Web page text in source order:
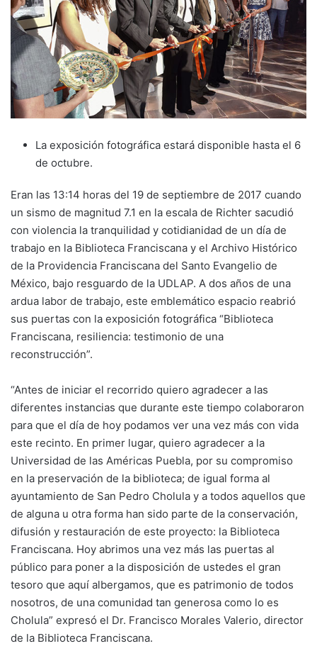
La exposición fotográfica estará disponible hasta el 6
de octubre.
Eran las 13:14 horas del 19 de septiembre de 2017 cuando
un sismo de magnitud 7.1 en la escala de Richter sacudió
con violencia la tranquilidad y cotidianidad de un día de
trabajo en la Biblioteca Franciscana y el Archivo Histórico
de la Providencia Franciscana del Santo Evangelio de
México, bajo resguardo de la UDLAP. A dos años de una
ardua labor de trabajo, este emblemático espacio reabrió
sus puertas con la exposición fotográfica “Biblioteca
Franciscana, resiliencia: testimonio de una
reconstrucción”.
“Antes de iniciar el recorrido quiero agradecer a las
diferentes instancias que durante este tiempo colaboraron
para que el día de hoy podamos ver una vez más con vida
este recinto. En primer lugar, quiero agradecer a la
Universidad de las Américas Puebla, por su compromiso
en la preservación de la biblioteca; de igual forma al
ayuntamiento de San Pedro Cholula y a todos aquellos que
de alguna u otra forma han sido parte de la conservación,
difusión y restauración de este proyecto: la Biblioteca
Franciscana. Hoy abrimos una vez más las puertas al
público para poner a la disposición de ustedes el gran
tesoro que aquí albergamos, que es patrimonio de todos
nosotros, de una comunidad tan generosa como lo es
Cholula” expresó el Dr. Francisco Morales Valerio, director
de la Biblioteca Franciscana.